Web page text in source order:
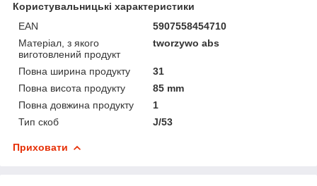
Користувальницькі характеристики
EAN
5907558454710
Матеріал, з якого
виготовлений продукт
tworzywo abs
Повна ширина продукту
31
Повна висота продукту
85 mm
Повна довжина продукту
1
Тип скоб
J/53
Приховати